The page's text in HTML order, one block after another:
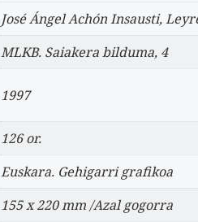
José Ángel Achón Insausti,
MLKB. Saiakera bilduma, 4
1997
126 or.
Euskara. Gehigarri grafikoa
155 x 220 mm /Azal gogorra